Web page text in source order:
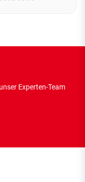
Experten-Team